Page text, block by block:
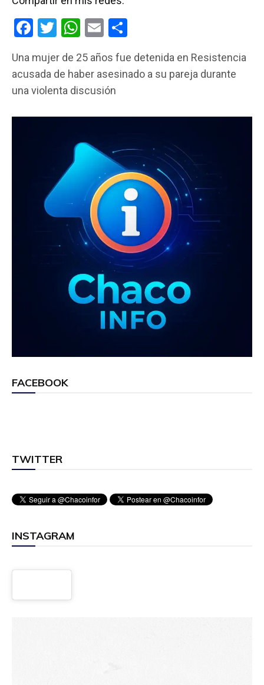
F
ce
b
o
T
tt
er
W
at
s
p
p
E
ail m
p
tir
Una mujer de 25 años fue detenida en Resistencia
acusada de haber asesinado a su pareja durante
una violenta discusión
FACEBOOK
TWITTER
INSTAGRAM